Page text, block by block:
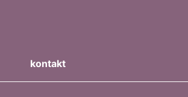
kontakt